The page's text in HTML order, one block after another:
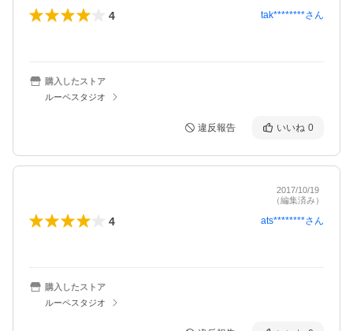
4 tak********さん
購入したストア
ルーペスタジオ
違反報告 いいね 0
2017/10/19
（編集済み）
4 ats********さん
購入したストア
ルーペスタジオ